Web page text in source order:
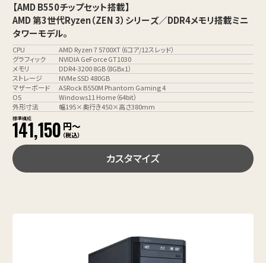
【AMD B550チップセット搭載】
AMD 第3世代Ryzen（ZEN 3）シリーズ／DDR4メモリ搭載ミニ
タワーモデル。
CPU
AMD Ryzen 7 5700XT（6コア/12スレッド）
グラフィック
NVIDIA GeForce GT1030
メモリ
DDR4-3200 8GB（8GBx1）
ストレージ
NVMe SSD 480GB
マザーボード
ASRock B550M Phantom Gaming 4
OS
Windows11 Home（64bit）
外形寸法
幅195×奥行き450×高さ380mm
標準構成
141,150 円〜
（税込）
カスタマイズ